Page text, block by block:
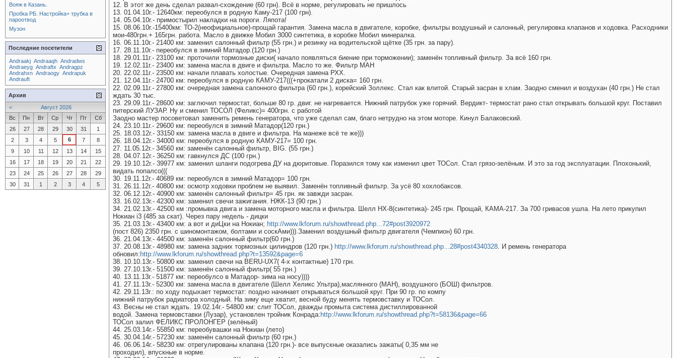
12. В этот же день сделал развал-схождение (60 грн). Всё в норме, регулировать не пришлось
13. 01.04.10г.- 12640км: переобулся в родную Каму-217 (100 грн).
14. 05.04.10г.- примостырил накладки на пороги. Ляпота!
15. 08.06.10г.-15400км: ТО-2(неофициальное)-прощай гарантия. Замена масла в двигателе, коробке, фильтры воздушный и салонный, регулировка клапанов и ходовка. Расходники
мои-480грн.+ 165грн. работа. Масло в движке Мобил 3000 синтетика, в коробке Мобил минералка.
16. 06.11.10г.- 21400 км: заменил салонный фильтр (55 грн.) и резинку на водительской щётке (35 грн. за пару).
17. 28.11.10г.- переобулся в зимний Матадор.(120 грн.)
18. 29.01.11г.- 23100 км: проточили тормозные диски( начало появляться биение при торможении); заменён топливный фильтр. За всё 160 грн.
19. 12.02.11г.- 23400 км: замена масла в двиге и фильтра. Масло то же. Фильтр МАН
20. 22.02.11г.- 23500 км: начали плавать холостые. Очередная замена РХХ.
21. 12.04.11г.- 24700 км: переобулся в родную КАМУ-217(((+прокатали 2 диска= 160 грн.
22. 02.09.11г.- 27800 км: очередная замена салонного фильтра (60 грн.), корейский Золлекс. Стал как влитой. Старый засран в хлам. Заодно сменил и воздухан (40 грн.) Не стал
ждать 30 тыс.
23. 29.09.11г.- 28600 км: заглючил термостат, больше 80 гр. двиг. не нагревается. Нижний патрубок уже горячий. Вердикт- термостат рано стал открывать большой круг. Поставил
питерский ЛУЗАР. Ну и сменил ТОСОЛ (Феликс)= 400грн. с работой
Заодно мастер посоветовал заменить ремень генератора, что уже сделал сам, благо нетрудно на этом моторе. Кинул Балаковский.
24. 23.10.11г.- 29600 км: переобулся в зимний Матадор(120 грн.)
25. 18.03.12г.- 33150 км: замена масла в двиге и фильтра. На манеже всё те же)))
26. 18.04.12г.- 34000 км: переобулся в родную КАМУ-217= 100 грн.
27. 11.05.12г.- 34560 км: заменён салонный фильтр, BIG. (55 грн.)
28. 04.07.12г.- 36250 км: гавкнулся ДС (100 грн.)
29. 19.10.12г.- 39977 км: заменил шланги подогрева ДУ на дюритовые. Поразился тому как изменил цвет ТОСол. Стал грязо-зелёным. И это за год эксплуатации. Плохонький,
видать попалсо(((
30. 19.11.12г.- 40689 км: переобулся в зимний Матадор= 100 грн.
31. 26.11.12г.- 40800 км: осмотр ходовки проблем не выявил. Заменён топливный фильтр. За усё 80 хохлобаксов.
32. 06.12.12г.- 40900 км: заменён салонный фильтр= 45 грн. як завжди засран.
33. 16.02.13г.- 42300 км: заменил свечи зажигания. НЖК-13 (90 грн.)
34. 21.02.13г.- 42500 км :промывка двига и замена моторного масла и фильтра. Шелл НХ-8(синтетика)- 245 грн. Прощай, КАМА-217. За 700 гривасов ушла. На лето прикупил
Нокиан і3 (485 за скат). Через пару недель - дицки
35. 21.03.13г.- 43400 км: а вот и диЦки на Нокиан; http://www.lkforum.ru/showthread.php...72#post3920972
(пост 826) 2350 грн. с шиномонтажом, болтами и соскАми))).Заменил воздушный фильтр двигателя (Чемпион) 60 грн.
36. 21.04.13г.- 44500 км: заменён салонный фильтр(60 грн.)
37. 20.08.13г.- 48980 км: замена задних тормозных цилиндров (120 грн.) http://www.lkforum.ru/showthread.php...28#post4340328. И ремень генератора
обновил: http://www.lkforum.ru/showthread.php?t=13592&page=6
38. 10.10.13г.- 50800 км: заменил свечи на BERU-UX7( 4-х контактные) 170 грн.
39. 27.10.13г.- 51500 км: заменён салонный фильтр( 55 грн.)
40. 13.11.13г.- 51877 км: переобулсо в Матадор- зима на носу))))
41. 27.11.13г.- 52300 км: замена масла в двигателе (Шелл Хеликс Ультра),маслянного (МАН), воздушного (БОШ) фильтров.
42. 29.11.13г.: по ходу подыхает термостат: поздно начинает открываться большой круг. При 90 гр. по компу
нижний патрубок радиатора холодный. На зиму еще хватит, весной буду менять термовставку и ТОСол.
43. Весны не стал ждать. 19.02.14г.- 54800 км: слит ТОСол, дважды промыта система дистиллированной
водой. Замена термовставки (Лузар), установлен тройник Конрада: http://www.lkforum.ru/showthread.php?t=58136&page=66
ТОСол залил ФЕЛИКС ПРОЛОНГЕР (зелёный)
44. 25.03.14г.- 55850 км: переобувашки на Нокиан (лето)
45. 30.04.14г.- 57230 км: заменён салонный фильтр (60 грн.)
46. 06.06.14г.- 58230 км: отрегулированы клапана (120 грн.)- все выпускные оказались зажаты( 0,35 мм не
проходил), впускные в норме.
Вояж в Казань.
Пробка РБ. Настройка+ трубка в
пароотвод
Музон
Последние посетители
Andraakj Andraaqh Andradws
Andraeyg Andraftx Andragpz
Andrahxn Andraogy Andrapuk
Andrauft
Архив
<
Август 2026
Вс
Пн Вт Ср Чт Пт
Сб
26
27 28 29 30 31
1
2
3 4 5 6 7
8
9
10 11 12 13 14
15
16
17 18 19 20 21
22
23
24 25 26 27 28
29
30
31 1 2 3 4 5